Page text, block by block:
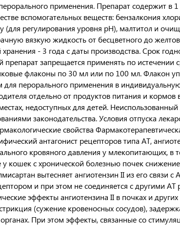
применения. Препарат содержит в
вспомогательных веществ: бензалкония
(для регулирования уровня рН), малтитол и
вязкую жидкость от бесцветного до
- 3 года с даты производства. Срок
запрещается применять по истечении
флаконы по 30 мл или по 100 мл. Флакон
перорального применения в
отдельно от продуктов питания и
недоступных для детей.
законодательства. Условия отпуска
свойства
антагонист рецепторов типа AT,
кровяного давления у млекопитающих, в
кошек с хронической болезнью почек
вытесняет ангиотензин II из его связи
и при этом не соединяется с другими
эффекты ангиотензина II в почках и других
(сужение кровеносных сосудов),
При этом эффекты, связанные со